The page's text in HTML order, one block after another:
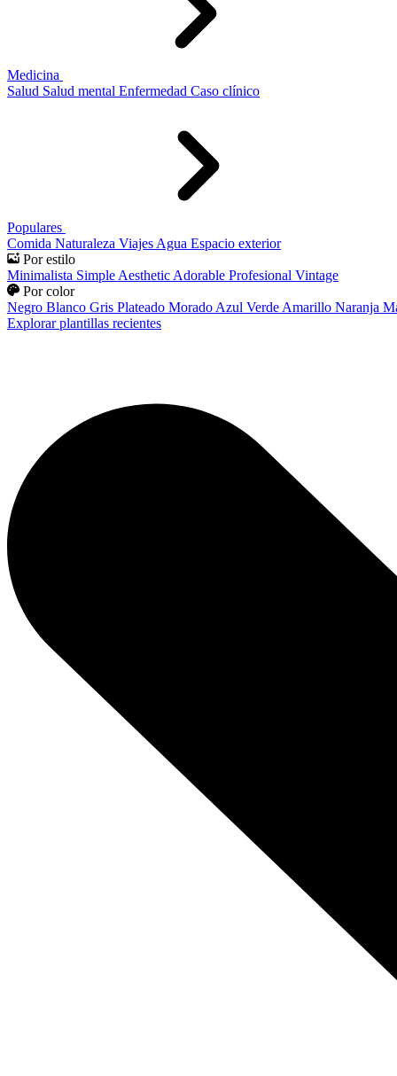
Medicina
Salud Salud mental Enfermedad Caso clínico
Populares
Comida Naturaleza Viajes Agua Espacio exterior
Por estilo
Minimalista Simple Aesthetic Adorable Profesional Vintage
Por color
Negro Blanco Gris Plateado Morado Azul Verde Amarillo Naranja
Explorar plantillas recientes